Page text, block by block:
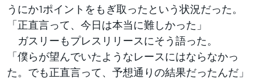
うにか1ポイントをもぎ取ったという状況だった。
「正直言って、今日は本当に難しかった」
ガスリーもプレスリリースにそう語った。
「僕らが望んでいたようなレースにはならなかっ
た。でも正直言って、予想通りの結果だったんだ」